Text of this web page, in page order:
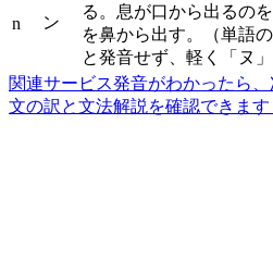
n ン
る。息が口から出るの
を鼻から出す。（単語
と発音せず、軽く「ヌ
関連サービス発音がわかったら
文の訳と文法解説を確認できます